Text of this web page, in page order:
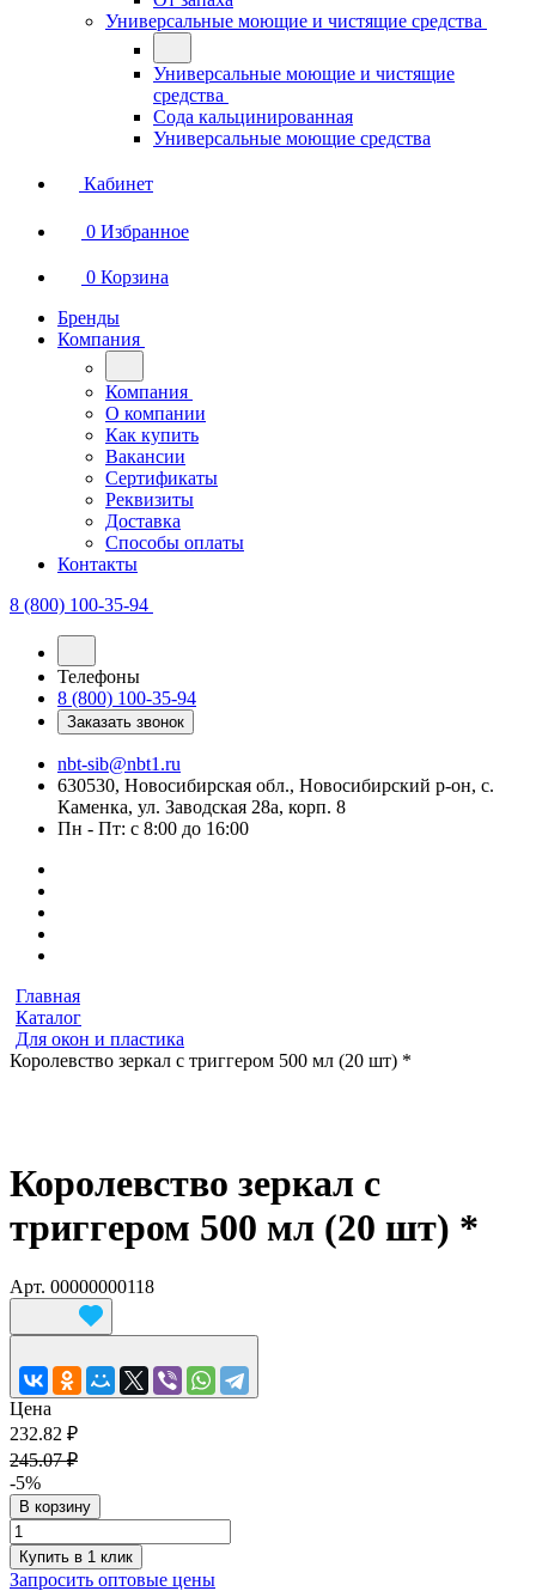
Универсальные моющие и чистящие средства
Универсальные моющие и чистящие
средства
Сода кальцинированная
Универсальные моющие средства
Кабинет
0 Избранное
0 Корзина
Бренды
Компания
Компания
О компании
Как купить
Вакансии
Сертификаты
Реквизиты
Доставка
Способы оплаты
Контакты
8 (800) 100-35-94
Телефоны
8 (800) 100-35-94
Заказать звонок
nbt-sib@nbt1.ru
630530, Новосибирская обл., Новосибирский р-он, с.
Каменка, ул. Заводская 28а, корп. 8
Пн - Пт: с 8:00 до 16:00
Главная
Каталог
Для окон и пластика
Королевство зеркал с триггером 500 мл (20 шт) *
Королевство зеркал с
триггером 500 мл (20 шт) *
Арт. 00000000118
Цена
232.82 ₽
245.07 ₽
-5%
В корзину
Купить в 1 клик
Запросить оптовые цены